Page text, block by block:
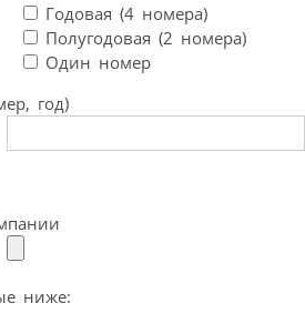
Годовая (4 номера)
Полугодовая (2 номера)
Один номер
год)
ниже: